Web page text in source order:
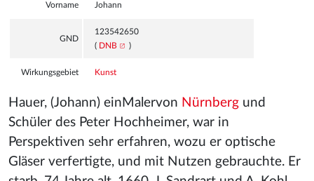
Vorname Johann
GND
123542650
( DNB )
Wirkungsgebiet Kunst
Hauer, (Johann) einMalervon Nürnberg und
Schüler des Peter Hochheimer, war in
Perspektiven sehr erfahren, wozu er optische
Gläser verfertigte, und mit Nutzen gebrauchte. Er